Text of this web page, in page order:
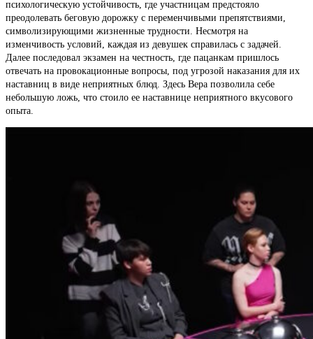
психологическую устойчивость, где участницам предстояло
преодолевать беговую дорожку с переменчивыми препятствиями,
символизирующими жизненные трудности. Несмотря на
изменчивость условий, каждая из девушек справилась с задачей.
Далее последовал экзамен на честность, где пацанкам пришлось
отвечать на провокационные вопросы, под угрозой наказания для их
наставниц в виде неприятных блюд. Здесь Вера позволила себе
небольшую ложь, что стоило ее наставнице неприятного вкусового
опыта.